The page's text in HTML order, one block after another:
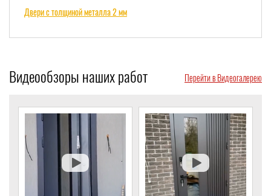
Двери с толщиной металла 2 мм
Видеообзоры наших работ Перейти в Видеогалерею